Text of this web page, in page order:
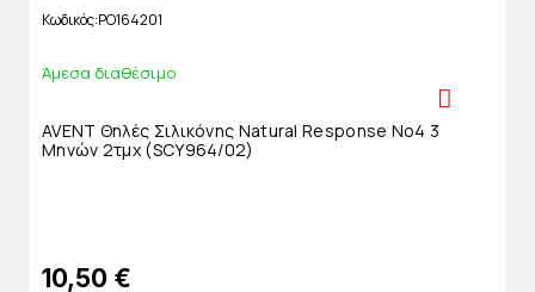
Κωδικός PO164201
Άμεσα διαθέσιμο
AVENT Θηλές Σιλικόνης Natural Response Νο4 3
Μηνών 2τμχ (SCY964/02)
10,50 €